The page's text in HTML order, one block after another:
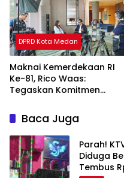
DPRD Kota Medan
Maknai Kemerdekaan RI
Ke-81, Rico Waas:
Tegaskan Komitmen
Baca Juga
Parah!
Diduga
Tembus